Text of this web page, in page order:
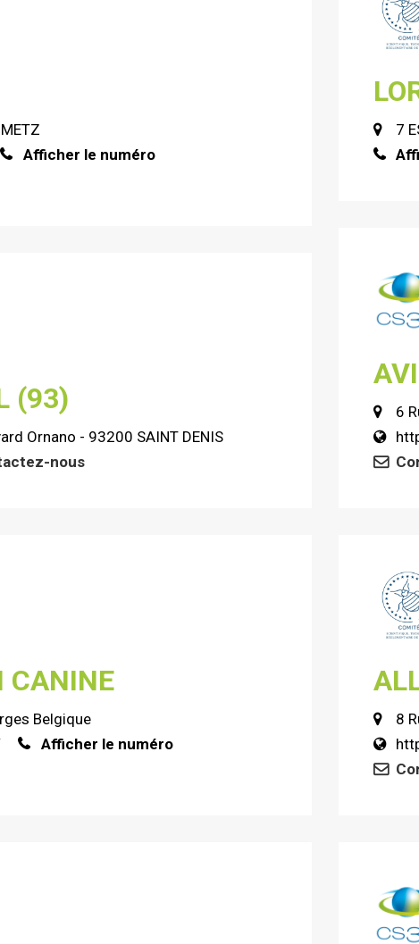
Afficher le numéro
7
6
(93)
Ornano - 93200 SAINT DENIS
nous
CANINE
Belgique
Afficher le numéro
8